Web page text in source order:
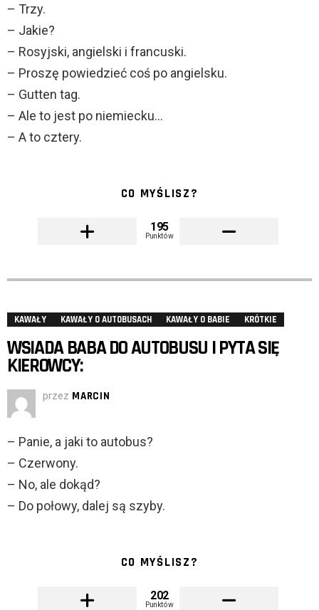
– Trzy.
– Jakie?
– Rosyjski, angielski i francuski.
– Proszę powiedzieć coś po angielsku.
– Gutten tag.
– Ale to jest po niemiecku…
– A to cztery.
CO MYŚLISZ?
195
Punktów
KAWAŁY KAWAŁY O AUTOBUSACH KAWAŁY O BABIE KRÓTKIE
WSIADA BABA DO AUTOBUSU I PYTA SIĘ
KIEROWCY:
przez MARCIN
– Panie, a jaki to autobus?
– Czerwony.
– No, ale dokąd?
– Do połowy, dalej są szyby.
CO MYŚLISZ?
202
Punktów